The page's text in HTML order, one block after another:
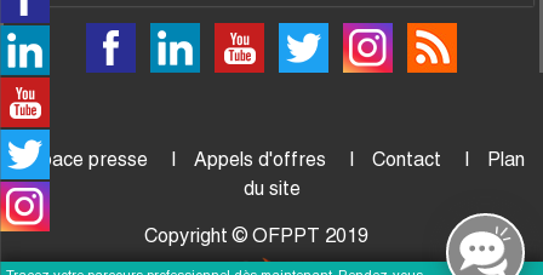
Espace presse Appels d'offres Contact
Plan
du site
Copyright © OFPPT 2019